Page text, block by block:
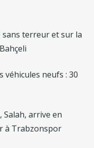
terreur et sur la
neufs : 30
arrive en
à Trabzonspor